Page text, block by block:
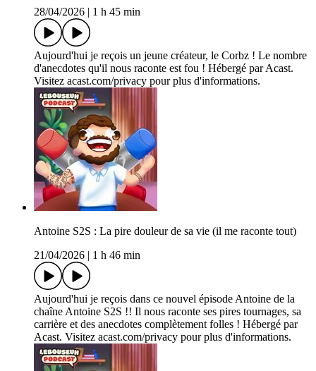
28/04/2026
1 h 45 min
Aujourd'hui je reçois un jeune créateur, le Corbz ! Le nombre
d'anecdotes qu'il nous raconte est fou ! Hébergé par Acast.
Visitez acast.com/privacy pour plus d'informations.
Antoine S2S : La pire douleur de sa vie (il me raconte tout)
21/04/2026
1 h 46 min
Aujourd'hui je reçois dans ce nouvel épisode Antoine de la
chaîne Antoine S2S !! Il nous raconte ses pires tournages, sa
carrière et des anecdotes complètement folles ! Hébergé par
Acast. Visitez acast.com/privacy pour plus d'informations.